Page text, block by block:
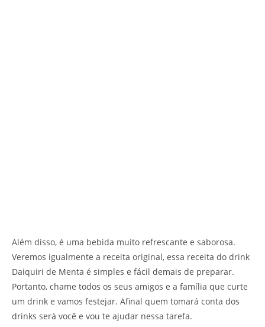
Além disso, é uma bebida muito refrescante e saborosa.
Veremos igualmente a receita original, essa receita do drink
Daiquiri de Menta é simples e fácil demais de preparar.
Portanto, chame todos os seus amigos e a família que curte
um drink e vamos festejar. Afinal quem tomará conta dos
drinks será você e vou te ajudar nessa tarefa.